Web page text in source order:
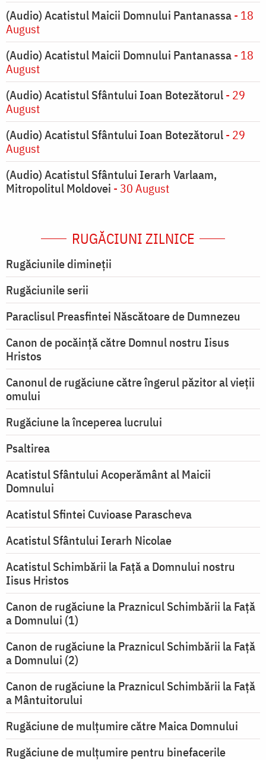
(Audio) Acatistul Maicii Domnului Pantanassa- 18
August
(Audio) Acatistul Maicii Domnului Pantanassa- 18
August
(Audio) Acatistul Sfântului Ioan Botezătorul- 29
August
(Audio) Acatistul Sfântului Ioan Botezătorul- 29
August
(Audio) Acatistul Sfântului Ierarh Varlaam,
Mitropolitul Moldovei - 30 August
RUGĂCIUNI ZILNICE
Rugăciunile dimineții
Rugăciunile serii
Paraclisul Preasfintei Născătoare de Dumnezeu
Canon de pocăință către Domnul nostru Iisus
Hristos
Canonul de rugăciune către îngerul păzitor al vieții
omului
Rugăciune la începerea lucrului
Psaltirea
Acatistul Sfântului Acoperământ al Maicii
Domnului
Acatistul Sfintei Cuvioase Parascheva
Acatistul Sfântului Ierarh Nicolae
Acatistul Schimbării la Faţă a Domnului nostru
Iisus Hristos
Canon de rugăciune la Praznicul Schimbării la Faţă
a Domnului (1)
Canon de rugăciune la Praznicul Schimbării la Faţă
a Domnului (2)
Canon de rugăciune la Praznicul Schimbării la Față
a Mântuitorului
Rugăciune de mulţumire către Maica Domnului
Rugăciune de mulțumire pentru binefacerile